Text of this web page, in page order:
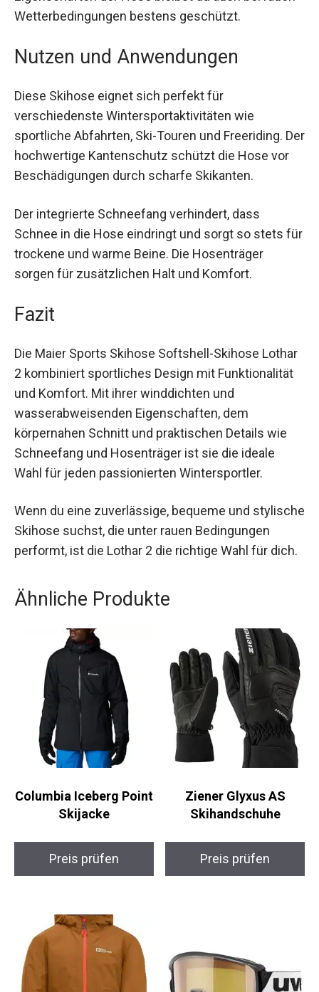
Eigenschaften der Hose bleibst du auch bei
rauen Wetterbedingungen bestens geschützt.
Nutzen und Anwendungen
Diese Skihose eignet sich perfekt für
verschiedenste Wintersportaktivitäten wie
sportliche Abfahrten, Ski-Touren und Freeriding.
Der hochwertige Kantenschutz schützt die Hose
vor Beschädigungen durch scharfe Skikanten.
Der integrierte Schneefang verhindert, dass
Schnee in die Hose eindringt und sorgt so stets
für trockene und warme Beine. Die Hosenträger
sorgen für zusätzlichen Halt und Komfort.
Fazit
Die Maier Sports Skihose Softshell-Skihose
Lothar 2 kombiniert sportliches Design mit
Funktionalität und Komfort. Mit ihrer winddichten
und wasserabweisenden Eigenschaften, dem
körpernahen Schnitt und praktischen Details wie
Schneefang und Hosenträger ist sie die ideale
Wahl für jeden passionierten Wintersportler.
Wenn du eine zuverlässige, bequeme und
stylische Skihose suchst, die unter rauen
Bedingungen performt, ist die Lothar 2 die
Ähnliche Produkte
Columbia Iceberg
Ziener Glyxus AS